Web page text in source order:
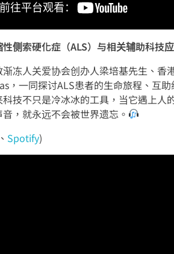
侧索硬化症（ALS）与相关辅助科技应
冻人关爱协会创办人梁培基先生、
，一同探讨ALS患者的生命旅程、互
技不只是冷冰冰的工具，当它遇上
，就永远不会被世界遗忘。
、 Spotify)